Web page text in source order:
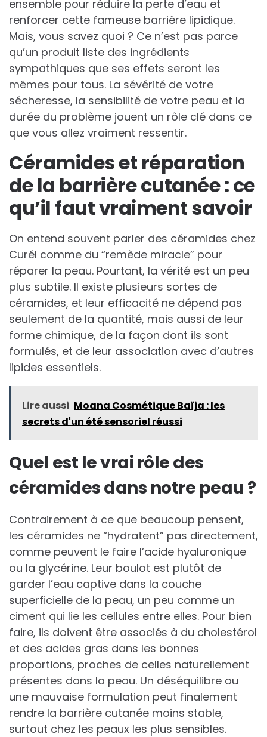
ensemble pour réduire la perte d’eau et
renforcer cette fameuse barrière lipidique.
Mais, vous savez quoi ? Ce n’est pas parce
qu’un produit liste des ingrédients
sympathiques que ses effets seront les
mêmes pour tous. La sévérité de votre
sécheresse, la sensibilité de votre peau et la
durée du problème jouent un rôle clé dans ce
que vous allez vraiment ressentir.
Céramides et réparation
de la barrière cutanée : ce
qu’il faut vraiment savoir
On entend souvent parler des céramides chez
Curél comme du “remède miracle” pour
réparer la peau. Pourtant, la vérité est un peu
plus subtile. Il existe plusieurs sortes de
céramides, et leur efficacité ne dépend pas
seulement de la quantité, mais aussi de leur
forme chimique, de la façon dont ils sont
formulés, et de leur association avec d’autres
lipides essentiels.
Lire aussi Moana Cosmétique Baïja : les
secrets d'un été sensoriel réussi
Quel est le vrai rôle des
céramides dans notre peau ?
Contrairement à ce que beaucoup pensent,
les céramides ne “hydratent” pas directement,
comme peuvent le faire l’acide hyaluronique
ou la glycérine. Leur boulot est plutôt de
garder l’eau captive dans la couche
superficielle de la peau, un peu comme un
ciment qui lie les cellules entre elles. Pour bien
faire, ils doivent être associés à du cholestérol
et des acides gras dans les bonnes
proportions, proches de celles naturellement
présentes dans la peau. Un déséquilibre ou
une mauvaise formulation peut finalement
rendre la barrière cutanée moins stable,
surtout chez les peaux les plus sensibles.